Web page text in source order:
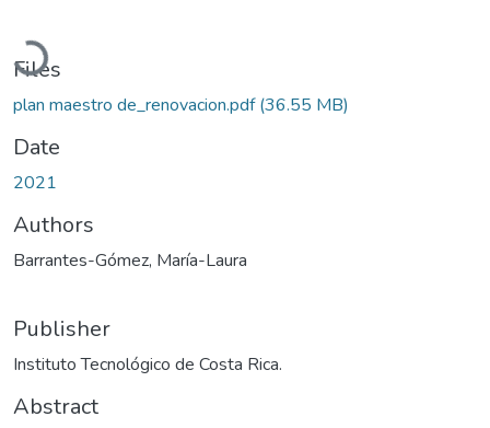
Loading...
Files
plan maestro de_renovacion.pdf(36.55 MB)
Date
2021
Authors
Barrantes-Gómez, María-Laura
Publisher
Instituto Tecnológico de Costa Rica.
Abstract